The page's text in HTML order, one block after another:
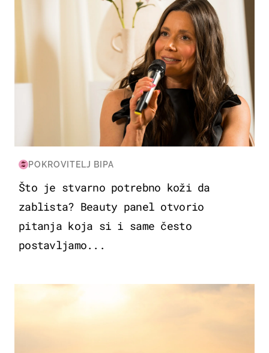
POKROVITELJ BIPA
Što je stvarno potrebno koži da
zablista? Beauty panel otvorio
pitanja koja si i same često
postavljamo...